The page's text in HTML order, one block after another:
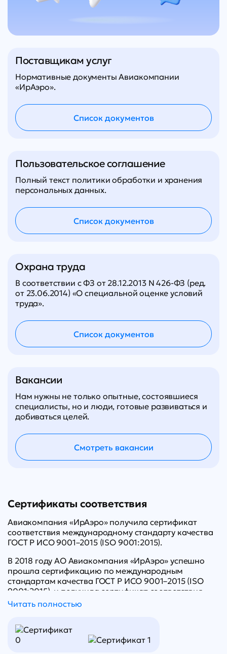
Поставщикам услуг
Нормативные документы Авиакомпании
«ИрАэро».
Список документов
Пользовательское соглашение
Полный текст политики обработки и хранения
персональных данных.
Список документов
Охрана труда
В соответствии с ФЗ от 28.12.2013 N 426-ФЗ (ред.
от 23.06.2014) «О специальной оценке условий
труда».
Список документов
Вакансии
Нам нужны не только опытные, состоявшиеся
специалисты, но и люди, готовые развиваться и
добиваться целей.
Смотреть вакансии
Сертификаты соответствия
Авиакомпания «ИрАэро» получила сертификат
соответствия международному стандарту качества
ГОСТ Р ИСО 9001–2015 (ISO 9001:2015).
В 2018 году АО Авиакомпания «ИрАэро» успешно
прошла сертификацию по международным
стандартам качества ГОСТ Р ИСО 9001–2015 (ISO
9001:2015), и получила сертификат соответствия
требованиям стандарта ГОСТ Р ИСО 9001–2015 (ISO
Система менеджмента качества охватывает
практически все виды деятельности компании,
Читать полностью